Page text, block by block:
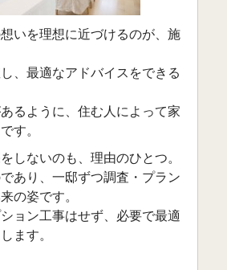
いを理想に近づけるのが、施
、最適なアドバイスをできる
るように、住む人によって家
す。
しないのも、理由のひとつ。
あり、一邸ずつ調査・プラン
の姿です。
ョン工事はせず、必要で最適
ます。